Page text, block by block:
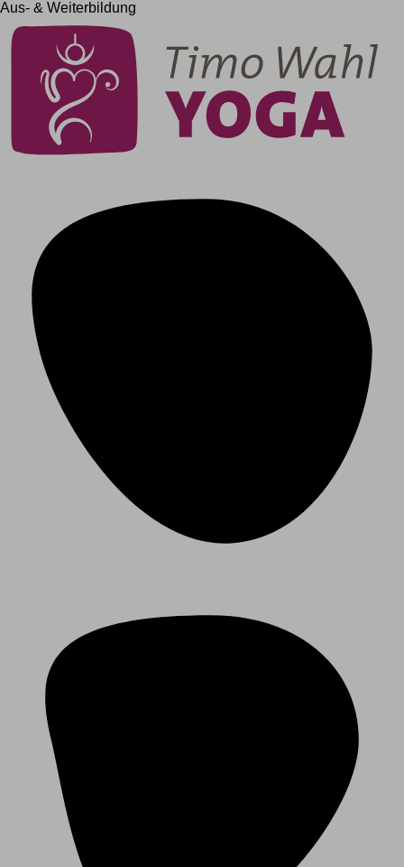
Aus- & Weiterbildung